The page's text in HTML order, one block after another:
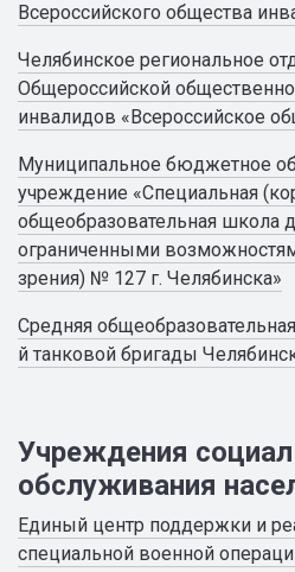
Всероссийского общества
Челябинское региональное
Общероссийской
инвалидов «Всероссийское
Муниципальное бюджетное
учреждение «Специальная
общеобразовательная школа
ограниченными
зрения) № 127 г. Челябинска»
Средняя
й танковой бригады
Учреждения
обслуживания
Единый центр поддержки и
специальной военной